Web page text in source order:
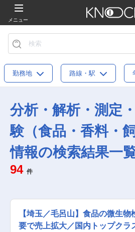
メニュー
勤務地 路線・駅
分析・解析・測定
験（食品・香料・
情報の検索結果一
94 件
【埼玉／毛呂山】食品の微生
要で売上拡大／国内トップクラ